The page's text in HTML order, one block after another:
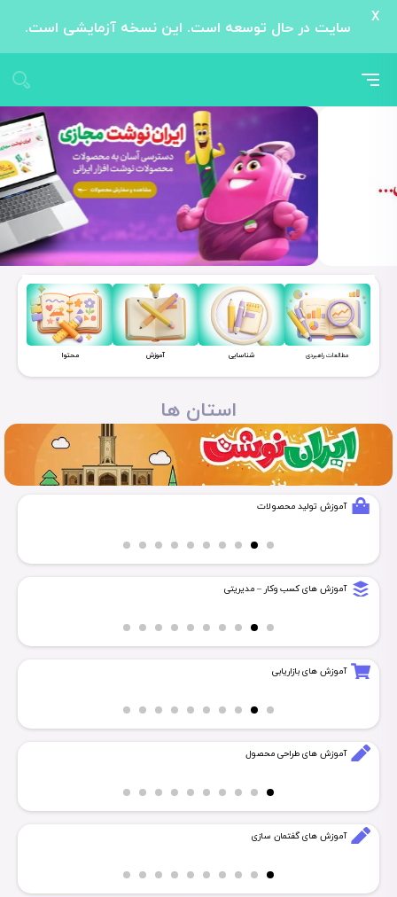
مطالعات راهبردی شناسایی آموزش محتوا
استان ها
آموزش تولید محصولات
مشت‌های گره‌کرده برای ...
آموزش های کسب وکار – مدیریتی
آموزش های بازاریابی
آموزش های طراحی محصول
آموزش های گفتمان سازی
سایت در حال توسعه است. این نسخه آزمایشی است.
X